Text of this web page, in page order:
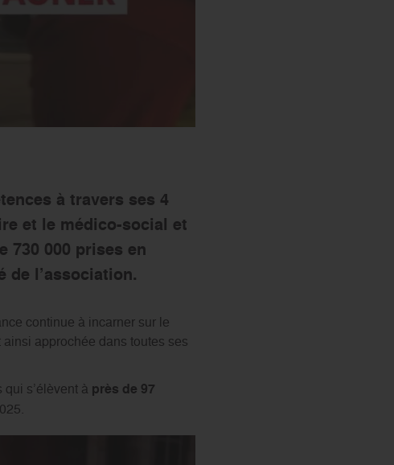
à travers ses 4
et le médico-social et
730 000 prises en
de l’association.
continue à incarner sur le
approchée dans toutes ses
s’élèvent à près de 97